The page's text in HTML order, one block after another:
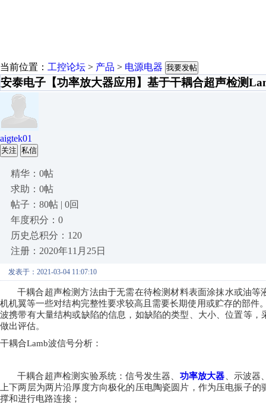
当前位置： 工控论坛 > 产品 > 电源电器 我要发帖
安泰电子【功率放大器应用】基于干耦合超声检测
aigtek01
关注 私信
精华：0帖
求助：0帖
帖子：80帖 | 0回
年度积分：0
历史总积分：120
注册：2020年11月25日
发表于：2021-03-04 11:07:10
干耦合超声检测方法由于无需在待检测材料表面涂抹水或油
机机翼等一些对结构完整性要求较高且需要长期使用或贮存的部
波携带有大量结构或缺陷的信息，如缺陷的类型、大小、位置等
做出评估。
干耦合Lamb波信号分析：
干耦合超声检测实验系统：信号发生器、 功率放大器 、示波
上下两层为两片沿厚度方向极化的压电陶瓷圆片，作为压电振子
撑和进行电路连接；